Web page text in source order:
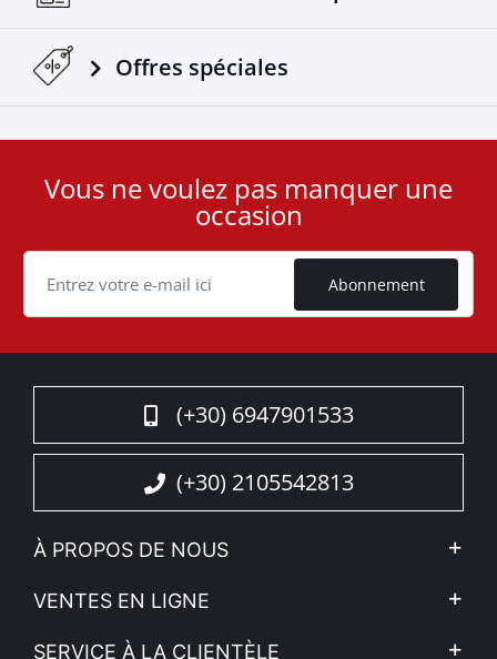
Offres spéciales
User
Cookie
Vous ne voulez pas manquer une
occasion
Abonnement
(+30) 6947901533
(+30) 2105542813
À PROPOS DE NOUS
L'entreprise
VENTES EN LIGNE
Mon compte
SERVICE À LA CLIENTÈLE